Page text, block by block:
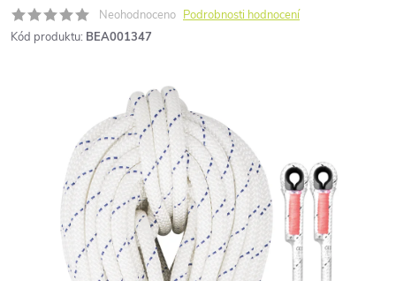
Neohodnoceno Podrobnosti hodnocení
Kód produktu: BEA001347